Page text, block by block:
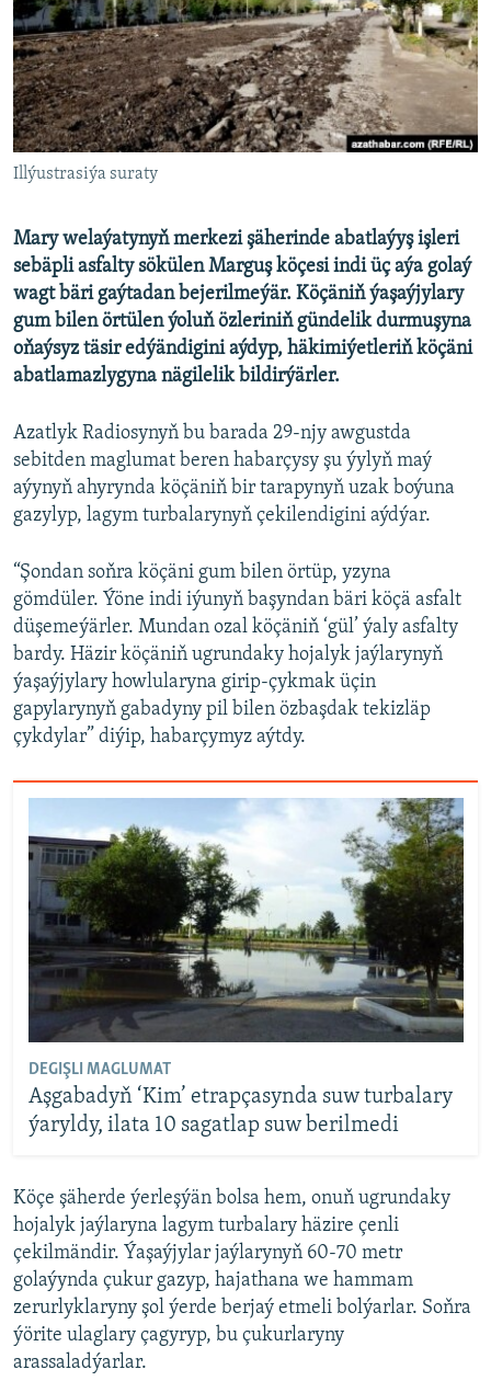
Illýustrasiýa suraty
Mary welaýatynyň merkezi şäherinde abatlaýyş işleri
sebäpli asfalty sökülen Marguş köçesi indi üç aýa golaý
wagt bäri gaýtadan bejerilmeýär. Köçäniň ýaşaýjylary
gum bilen örtülen ýoluň özleriniň gündelik durmuşyna
oňaýsyz täsir edýändigini aýdyp, häkimiýetleriň köçäni
abatlamazlygyna nägilelik bildirýärler.
Azatlyk Radiosynyň bu barada 29-njy awgustda
sebitden maglumat beren habarçysy şu ýylyň maý
aýynyň ahyrynda köçäniň bir tarapynyň uzak boýuna
gazylyp, lagym turbalarynyň çekilendigini aýdýar.
“Şondan soňra köçäni gum bilen örtüp, yzyna
gömdüler. Ýöne indi iýunyň başyndan bäri köçä asfalt
düşemeýärler. Mundan ozal köçäniň ‘gül’ ýaly asfalty
bardy. Häzir köçäniň ugrundaky hojalyk jaýlarynyň
ýaşaýjylary howlularyna girip-çykmak üçin
gapylarynyň gabadyny pil bilen özbaşdak tekizläp
çykdylar” diýip, habarçymyz aýtdy.
DEGIŞLI MAGLUMAT
Aşgabadyň ‘Kim’ etrapçasynda suw turbalary
ýaryldy, ilata 10 sagatlap suw berilmedi
Köçe şäherde ýerleşýän bolsa hem, onuň ugrundaky
hojalyk jaýlaryna lagym turbalary häzire çenli
çekilmändir. Ýaşaýjylar jaýlarynyň 60-70 metr
golaýynda çukur gazyp, hajathana we hammam
zerurlyklaryny şol ýerde berjaý etmeli bolýarlar. Soňra
ýörite ulaglary çagyryp, bu çukurlaryny
arassaladýarlar.